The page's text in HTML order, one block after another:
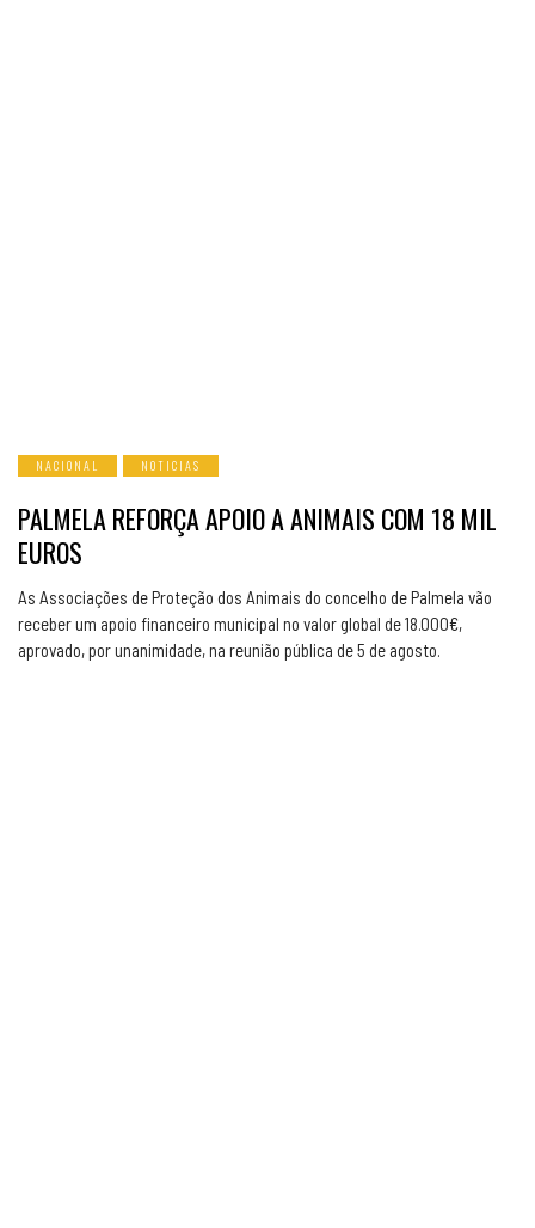
NACIONAL NOTICIAS
PALMELA REFORÇA APOIO A ANIMAIS COM 18 MIL
EUROS
As Associações de Proteção dos Animais do concelho de Palmela vão
receber um apoio financeiro municipal no valor global de 18.000€,
aprovado, por unanimidade, na reunião pública de 5 de agosto.